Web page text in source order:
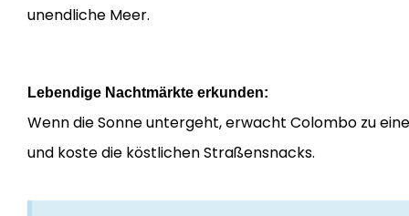
unendliche Meer.
Lebendige Nachtmärkte erkunden:
Wenn die Sonne untergeht, erwacht Colombo zu
und koste die köstlichen Straßensnacks.